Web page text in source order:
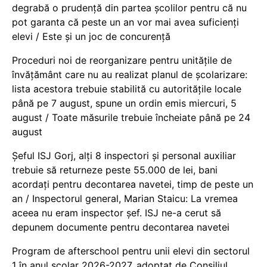
degrabă o prudență din partea școlilor pentru că nu
pot garanta că peste un an vor mai avea suficienți
elevi / Este și un joc de concurență
Proceduri noi de reorganizare pentru unitățile de
învățământ care nu au realizat planul de școlarizare:
lista acestora trebuie stabilită cu autoritățile locale
până pe 7 august, spune un ordin emis miercuri, 5
august / Toate măsurile trebuie încheiate până pe 24
august
Șeful ISJ Gorj, alți 8 inspectori și personal auxiliar
trebuie să returneze peste 55.000 de lei, bani
acordați pentru decontarea navetei, timp de peste un
an / Inspectorul general, Marian Staicu: La vremea
aceea nu eram inspector șef. ISJ ne-a cerut să
depunem documente pentru decontarea navetei
Program de afterschool pentru unii elevi din sectorul